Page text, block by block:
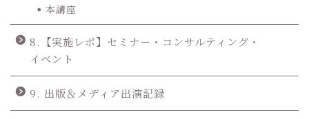
本講座
8.【実施レポ】セミナー・コンサルティング・
イベント
9. 出版＆メディア出演記録